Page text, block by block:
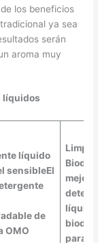
los beneficios
ya sea
serán
aroma muy
líquidos
líquido
sensibleEl
de
OMO
mejor
líquido
para